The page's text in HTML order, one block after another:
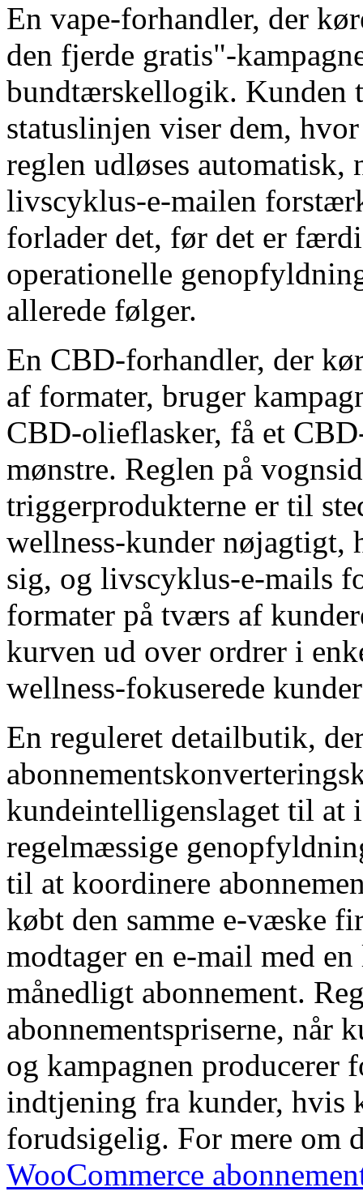
En vape-forhandler, der
den fjerde gratis"-
bundtærskellogik. Kunden
statuslinjen viser dem,
reglen udløses automatisk,
livscyklus-e-mailen
forlader det, før det er
operationelle
allerede følger.
En CBD-forhandler, der
af formater, bruger
CBD-olieflasker, få et
mønstre. Reglen på
triggerprodukterne er til
wellness-kunder nøjagtigt,
sig, og livscyklus-e-mails
formater på tværs af
kurven ud over ordrer i
wellness-fokuserede
En reguleret detailbutik,
kundeintelligenslaget til at
regelmæssige
til at koordinere
købt den samme e-væske
modtager en e-mail med
månedligt abonnement.
abonnementspriserne, når
og kampagnen producerer
indtjening fra kunder, hvis
forudsigelig. For mere om
WooCommerce